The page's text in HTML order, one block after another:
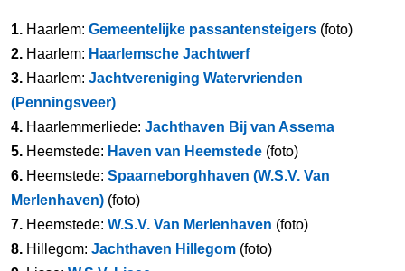
1. Haarlem: Gemeentelijke passantensteigers (foto)
2. Haarlem: Haarlemsche Jachtwerf
3. Haarlem: Jachtvereniging Watervrienden
(Penningsveer)
4. Haarlemmerliede: Jachthaven Bij van Assema
5. Heemstede: Haven van Heemstede (foto)
6. Heemstede: Spaarneborghhaven (W.S.V. Van
Merlenhaven) (foto)
7. Heemstede: W.S.V. Van Merlenhaven (foto)
8. Hillegom: Jachthaven Hillegom (foto)